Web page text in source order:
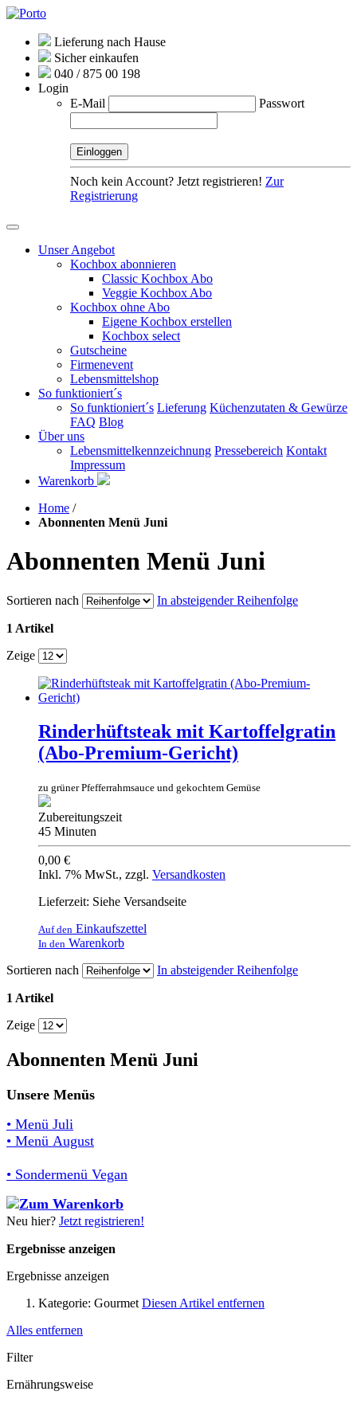
Lieferung nach Hause
Sicher einkaufen
040 / 875 00 198
Login
E-Mail
Passwort
Noch kein Account? Jetzt registrieren! Zur
Registrierung
Unser Angebot
Kochbox abonnieren
Classic Kochbox Abo
Veggie Kochbox Abo
Kochbox ohne Abo
Eigene Kochbox erstellen
Kochbox select
Gutscheine
Firmenevent
Lebensmittelshop
So funktioniert´s
So funktioniert´s Lieferung Küchenzutaten & Gewürze
FAQ Blog
Über uns
Lebensmittelkennzeichnung Pressebereich Kontakt
Impressum
Warenkorb
Home /
Abonnenten Menü Juni
Abonnenten Menü Juni
Sortieren nach In absteigender Reihenfolge
1 Artikel
Zeige
Rinderhüftsteak mit Kartoffelgratin
(Abo-Premium-Gericht)
zu grüner Pfefferrahmsauce und gekochtem Gemüse
Zubereitungszeit
45 Minuten
0,00 €
Inkl. 7% MwSt., zzgl. Versandkosten
Lieferzeit: Siehe Versandseite
Auf den Einkaufszettel
In den Warenkorb
Sortieren nach
In absteigender Reihenfolge
1 Artikel
Zeige
Abonnenten Menü Juni
Unsere Menüs
• Menü Juli
• Menü August
• Sondermenü Vegan
Neu hier? Jetzt registrieren!
Ergebnisse anzeigen
Ergebnisse anzeigen
Kategorie: Gourmet Diesen Artikel entfernen
Alles entfernen
Filter
Ernährungsweise